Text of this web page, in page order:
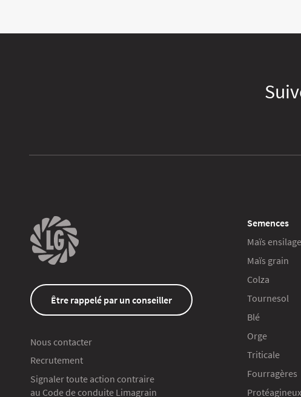
Être rappelé par un conseiller
Nous contacter
Recrutement
Signaler toute action contraire
au Code de conduite Limagrain
Semences
Maïs ensilage
Maïs grain
Colza
Tournesol
Blé
Orge
Triticale
Fourragères
Protéagineux
Continuer sans accepter